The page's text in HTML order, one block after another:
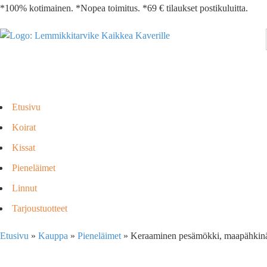
*100% kotimainen. *Nopea toimitus. *69 € tilaukset postikuluitta.
Etusivu
Koirat
Kissat
Pieneläimet
Linnut
Tarjoustuotteet
Etusivu » Kauppa » Pieneläimet » Keraaminen pesämökki,